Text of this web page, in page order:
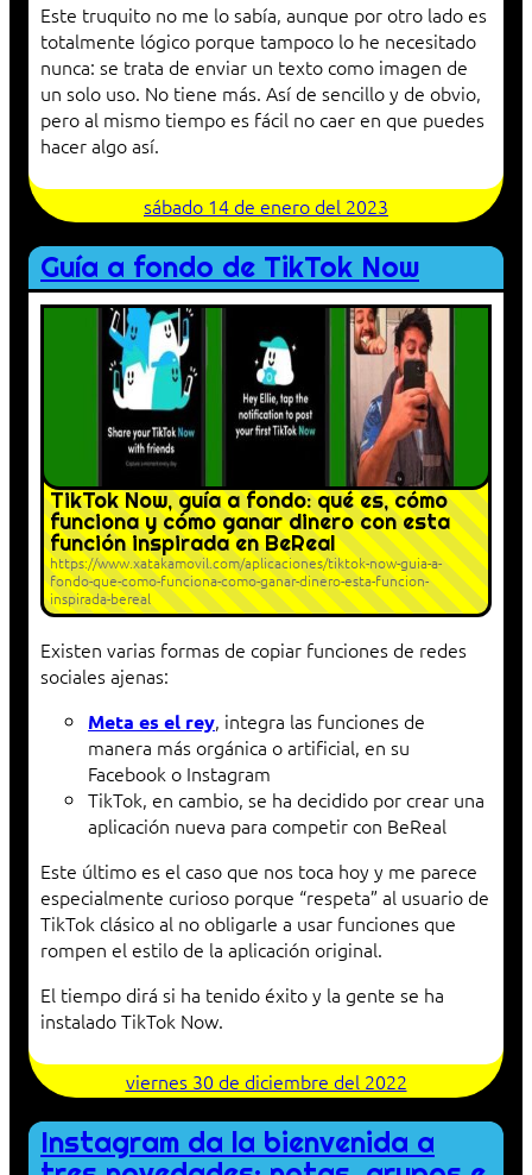
Este truquito no me lo sabía, aunque por otro lado es
totalmente lógico porque tampoco lo he necesitado
nunca: se trata de enviar un texto como imagen de
un solo uso. No tiene más. Así de sencillo y de obvio,
pero al mismo tiempo es fácil no caer en que puedes
hacer algo así.
sábado 14 de enero del 2023
Guía a fondo de TikTok Now
TikTok Now, guía a fondo: qué es, cómo
funciona y cómo ganar dinero con esta
función inspirada en BeReal
https://www.xatakamovil.com/aplicaciones/tiktok-now-guia-a-
fondo-que-como-funciona-como-ganar-dinero-esta-funcion-
inspirada-bereal
Existen varias formas de copiar funciones de redes
sociales ajenas:
Meta es el rey, integra las funciones de
manera más orgánica o artificial, en su
Facebook o Instagram
TikTok, en cambio, se ha decidido por crear una
aplicación nueva para competir con BeReal
Este último es el caso que nos toca hoy y me parece
especialmente curioso porque “respeta” al usuario de
TikTok clásico al no obligarle a usar funciones que
rompen el estilo de la aplicación original.
El tiempo dirá si ha tenido éxito y la gente se ha
instalado TikTok Now.
viernes 30 de diciembre del 2022
Instagram da la bienvenida a